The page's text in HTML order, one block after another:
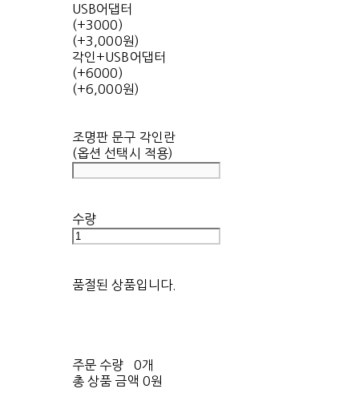
USB어댑터
(+3000)
(+3,000원)
각인+USB어댑터
(+6000)
(+6,000원)
조명판 문구 각인란
(옵션 선택시 적용)
수량
품절된 상품입니다.
주문 수량
0개
총 상품 금액 0원